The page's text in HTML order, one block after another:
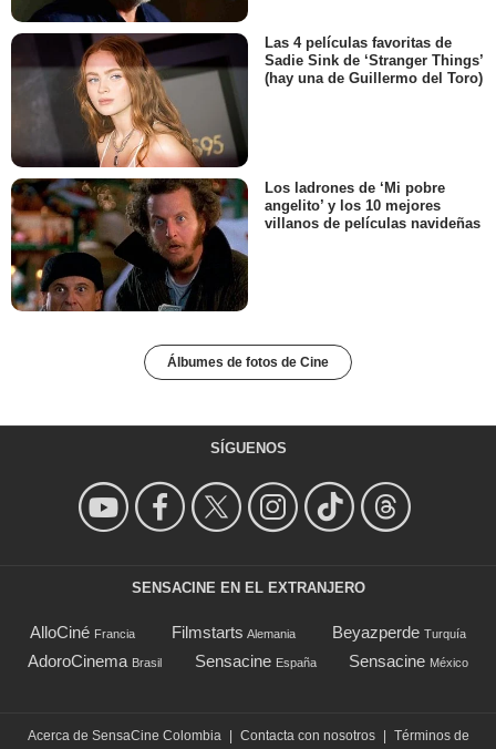
Las 4 películas favoritas de
Sadie Sink de ‘Stranger Things’
(hay una de Guillermo del Toro)
Los ladrones de ‘Mi pobre
angelito’ y los 10 mejores
villanos de películas navideñas
Álbumes de fotos de Cine
SÍGUENOS
SENSACINE EN EL EXTRANJERO
AlloCiné Francia Filmstarts Alemania Beyazperde Turquía
AdoroCinema Brasil Sensacine España Sensacine México
Acerca de SensaCine Colombia | Contacta con nosotros | Términos de